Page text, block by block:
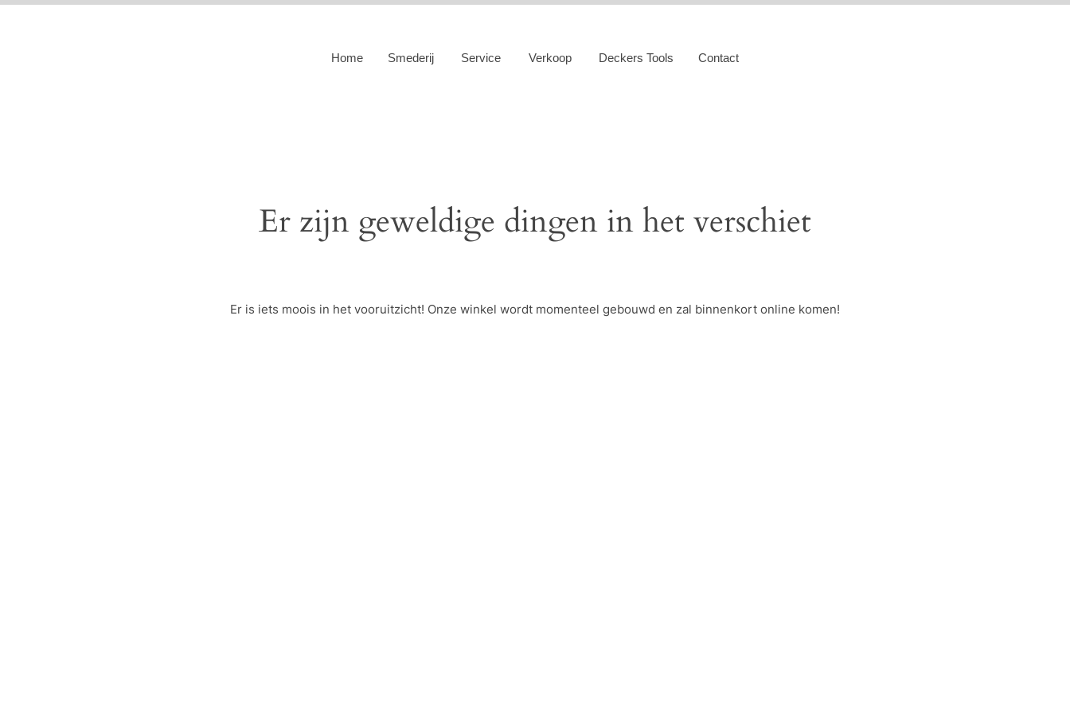
Home Smederij Service Verkoop Deckers Tools Contact
Er zijn geweldige dingen in het verschiet
Er is iets moois in het vooruitzicht! Onze winkel wordt momenteel gebouwd en zal binnenkort online komen!